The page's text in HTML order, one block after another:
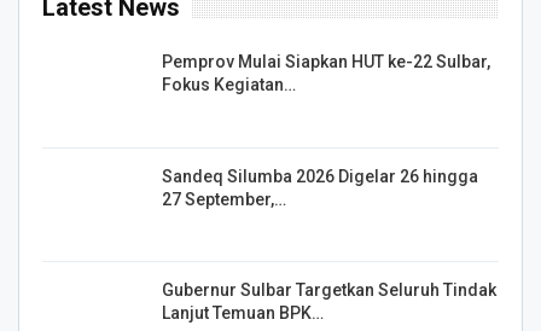
Latest News
Pemprov Mulai Siapkan HUT ke-22 Sulbar,
Fokus Kegiatan…
Sandeq Silumba 2026 Digelar 26 hingga
27 September,…
Gubernur Sulbar Targetkan Seluruh Tindak
Lanjut Temuan BPK…